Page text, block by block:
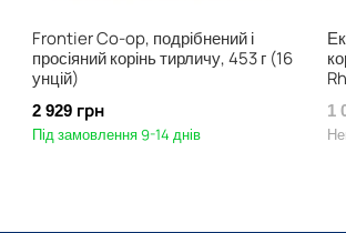
Frontier Co-op, подрібнений і
просіяний корінь тирличу, 453 г (16
унцій)
2 929 грн
Під замовлення 9-14 днів
1